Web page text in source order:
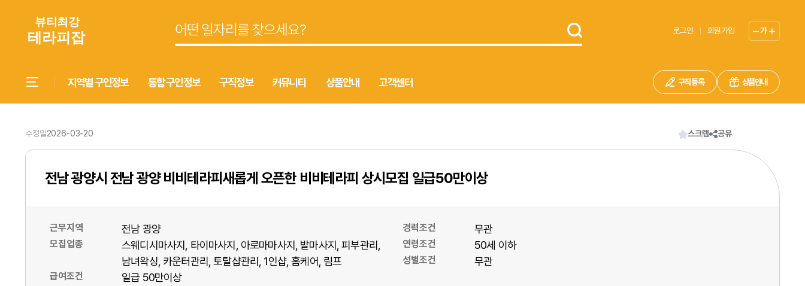
로그인 회원가입 가
지역별 구인정보 통합 구인정보 구직정보 커뮤니티 상품안내 고객센터 구직 등록 상품안내
수정일2026-03-20 스크랩 공유
전남 광양시 전남 광양 비비테라피새롭게 오픈한 비비테라피 상시모집 일급50만이상
근무지역 전남 광양
모집업종 스웨디시마사지 타이마사지 아로마마사지 발마사지 피부관리
남녀왁싱 카운터관리 토탈샵관리 1인샵 홈케어 림프
급여조건 일급 50만이상
경력조건 무관
연령조건 50세 이하
성별조건 무관